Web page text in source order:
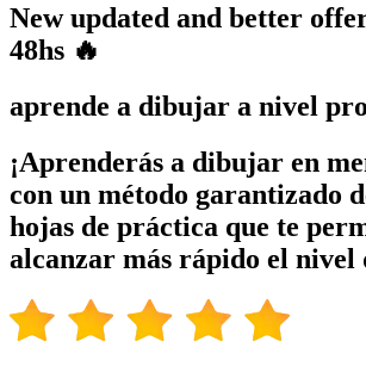
New updated and better
48hs 🔥
aprende a dibujar a nivel
¡Aprenderás a dibujar en
con un método garantizado
hojas de práctica que te
alcanzar más rápido el nivel